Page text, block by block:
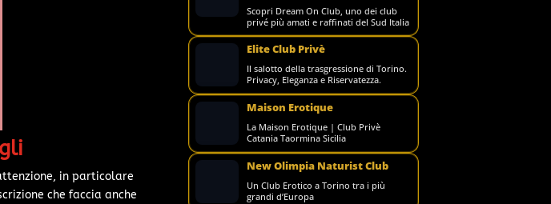
in particolare
che faccia anche
Scopri Dream On Club, uno dei club
privé più amati e raffinati del Sud Italia
Elite Club Privè
Il salotto della trasgressione di Torino.
Privacy, Eleganza e Riservatezza.
Maison Erotique
La Maison Erotique | Club Privè
Catania Taormina Sicilia
New Olimpia Naturist Club
Un Club Erotico a Torino tra i più
grandi d’Europa